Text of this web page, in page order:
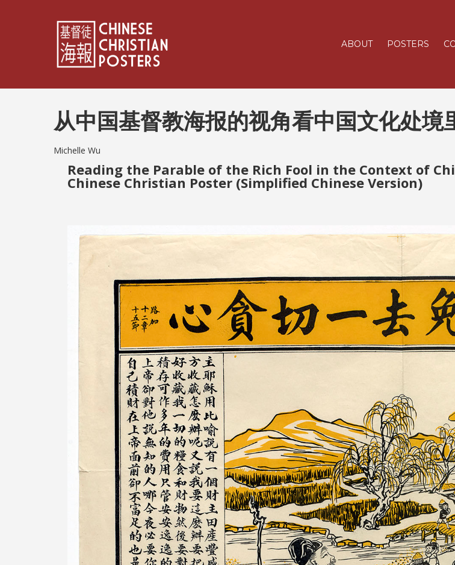
ABOUT POSTERS
从中国基督教海报的视角看中国文化处境
Michelle Wu
Reading the Parable of the Rich Fool in the Context of
Chinese Christian Poster (Simplified Chinese Version)